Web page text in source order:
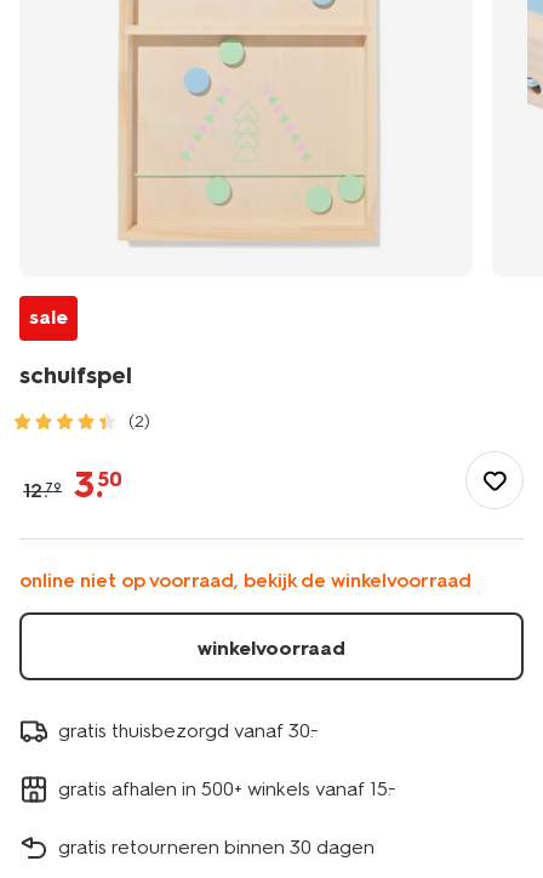
sale
schuifspel
(2)
hobby/buitenspeelgoed/buitenspelen/schuifspel-
15800114.html
12.79 3.50
online niet op voorraad, bekijk de winkelvoorraad
winkelvoorraad
gratis thuisbezorgd vanaf 30.-
gratis afhalen in 500+ winkels vanaf 15.-
gratis retourneren binnen 30 dagen